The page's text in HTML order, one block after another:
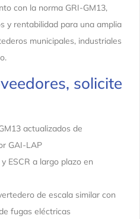
con la norma GRI-GM13,
y rentabilidad para una amplia
municipales, industriales
solicite
actualizados de
GAI-LAP
ESCR a largo plazo en
de escala similar con
fugas eléctricas